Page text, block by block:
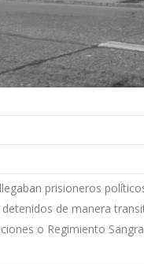
prisioneros
de manera
o Regimiento